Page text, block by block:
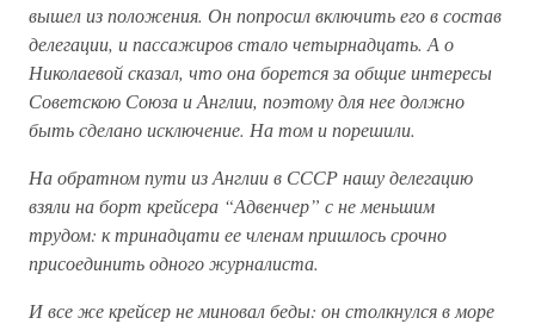
вышел из положения. Он попросил включить его в состав
делегации, и пассажиров стало четырнадцать. А о
Николаевой сказал, что она борется за общие интересы
Советскою Союза и Англии, поэтому для нее должно
быть сделано исключение. На том и порешили.
На обратном пути из Англии в СССР нашу делегацию
взяли на борт крейсера “Адвенчер” с не меньшим
трудом: к тринадцати ее членам пришлось срочно
присоединить одного журналиста.
И все же крейсер не миновал беды: он столкнулся в море